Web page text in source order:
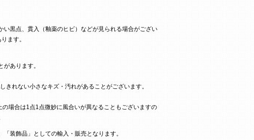
黒点、貫入（釉薬のヒビ）などが見られる場合がござい
ます。
あります。
きれない小さなキズ・汚れがあることがございます。
場合は1点1点微妙に風合いが異なることもございますの
装飾品」としての輸入・販売となります。